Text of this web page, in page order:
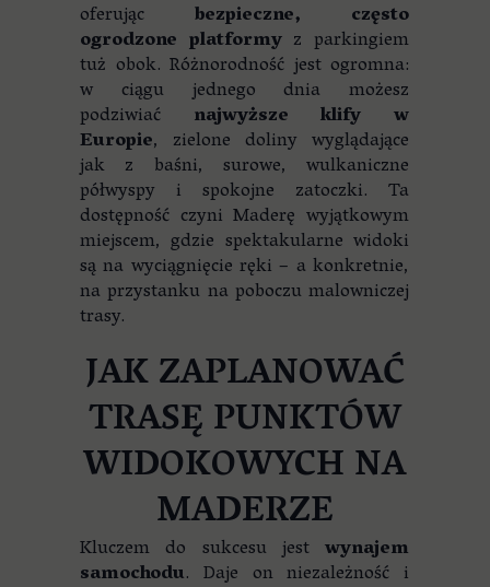
oferując bezpieczne, często
ogrodzone platformyz parkingiem
tuż obok. Różnorodność jest ogromna:
w ciągu jednego dnia możesz
podziwiać najwyższe klify w
Europie, zielone doliny wyglądające
jak z baśni, surowe, wulkaniczne
półwyspy i spokojne zatoczki. Ta
dostępność czyni Maderę wyjątkowym
miejscem, gdzie spektakularne widoki
są na wyciągnięcie ręki – a konkretnie,
na przystanku na poboczu malowniczej
trasy.
JAK ZAPLANOWAĆ
TRASĘ PUNKTÓW
WIDOKOWYCH NA
MADERZE
Kluczem do sukcesu jest wynajem
samochodu. Daje on niezależność i